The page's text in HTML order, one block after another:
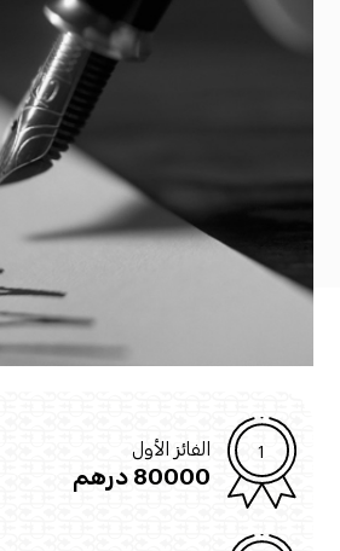
الفائز الأول
80000 درهم